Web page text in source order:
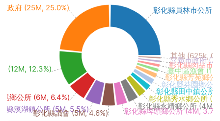
彰化縣員林市公所
政府 (25M, 25.0%)
(12M, 12.3%)
鄉公所 (6M, 6.4%)
縣溪湖鎮公所 (5M, 5.5%)
彰化縣議會 (5M, 4.6%) 彰化縣埤頭鄉公所 (4M,
彰化縣永靖鄉公所 (4M,
彰化縣秀水鄉公所
彰化縣田中鎮公所
彰化縣芬園鄉公
彰化縣芳苑鄉公
臺中區漁會
彰化縣肉品市
嘉義市政府
其他 (625k,